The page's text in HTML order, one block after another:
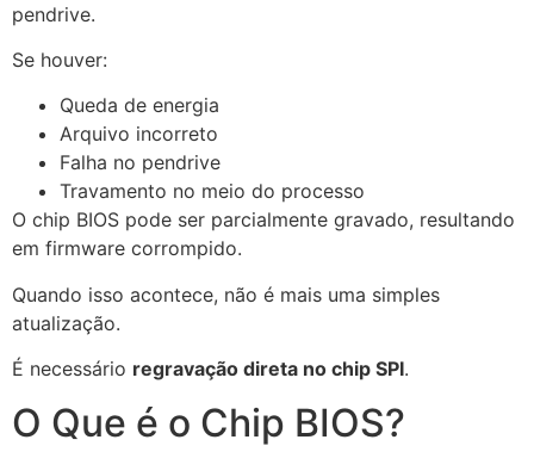
pendrive.
Se houver:
Queda de energia
Arquivo incorreto
Falha no pendrive
Travamento no meio do processo
O chip BIOS pode ser parcialmente gravado, resultando
em firmware corrompido.
Quando isso acontece, não é mais uma simples
atualização.
É necessário regravação direta no chip SPI.
O Que é o Chip BIOS?